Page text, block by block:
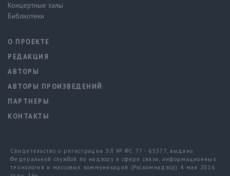
Концертные залы
Библиотеки
О ПРОЕКТЕ
РЕДАКЦИЯ
АВТОРЫ
АВТОРЫ ПРОИЗВЕДЕНИЙ
ПАРТНЕРЫ
КОНТАКТЫ
Свидетельство о регистрации ЭЛ № ФС 77 - 65577, выдано
Федеральной службой по надзору в сфере связи, информационных
технологий и массовых коммуникаций (Роскомнадзор) 4 мая 2016